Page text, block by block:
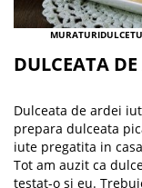
MURATURI
DULCEATA
Dulceata de ardei
prepara dulceata
iute pregatita in
Tot am auzit ca
testat-o si eu.